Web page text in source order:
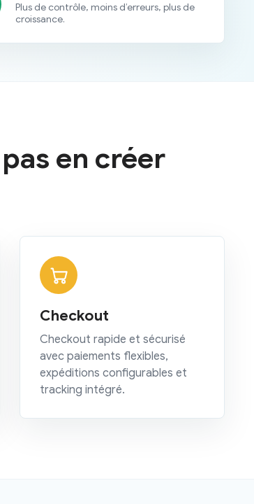
Plus de contrôle, moins d’erreurs, plus de
croissance.
en créer
Checkout
Checkout rapide et sécurisé
avec paiements flexibles,
expéditions configurables et
tracking intégré.